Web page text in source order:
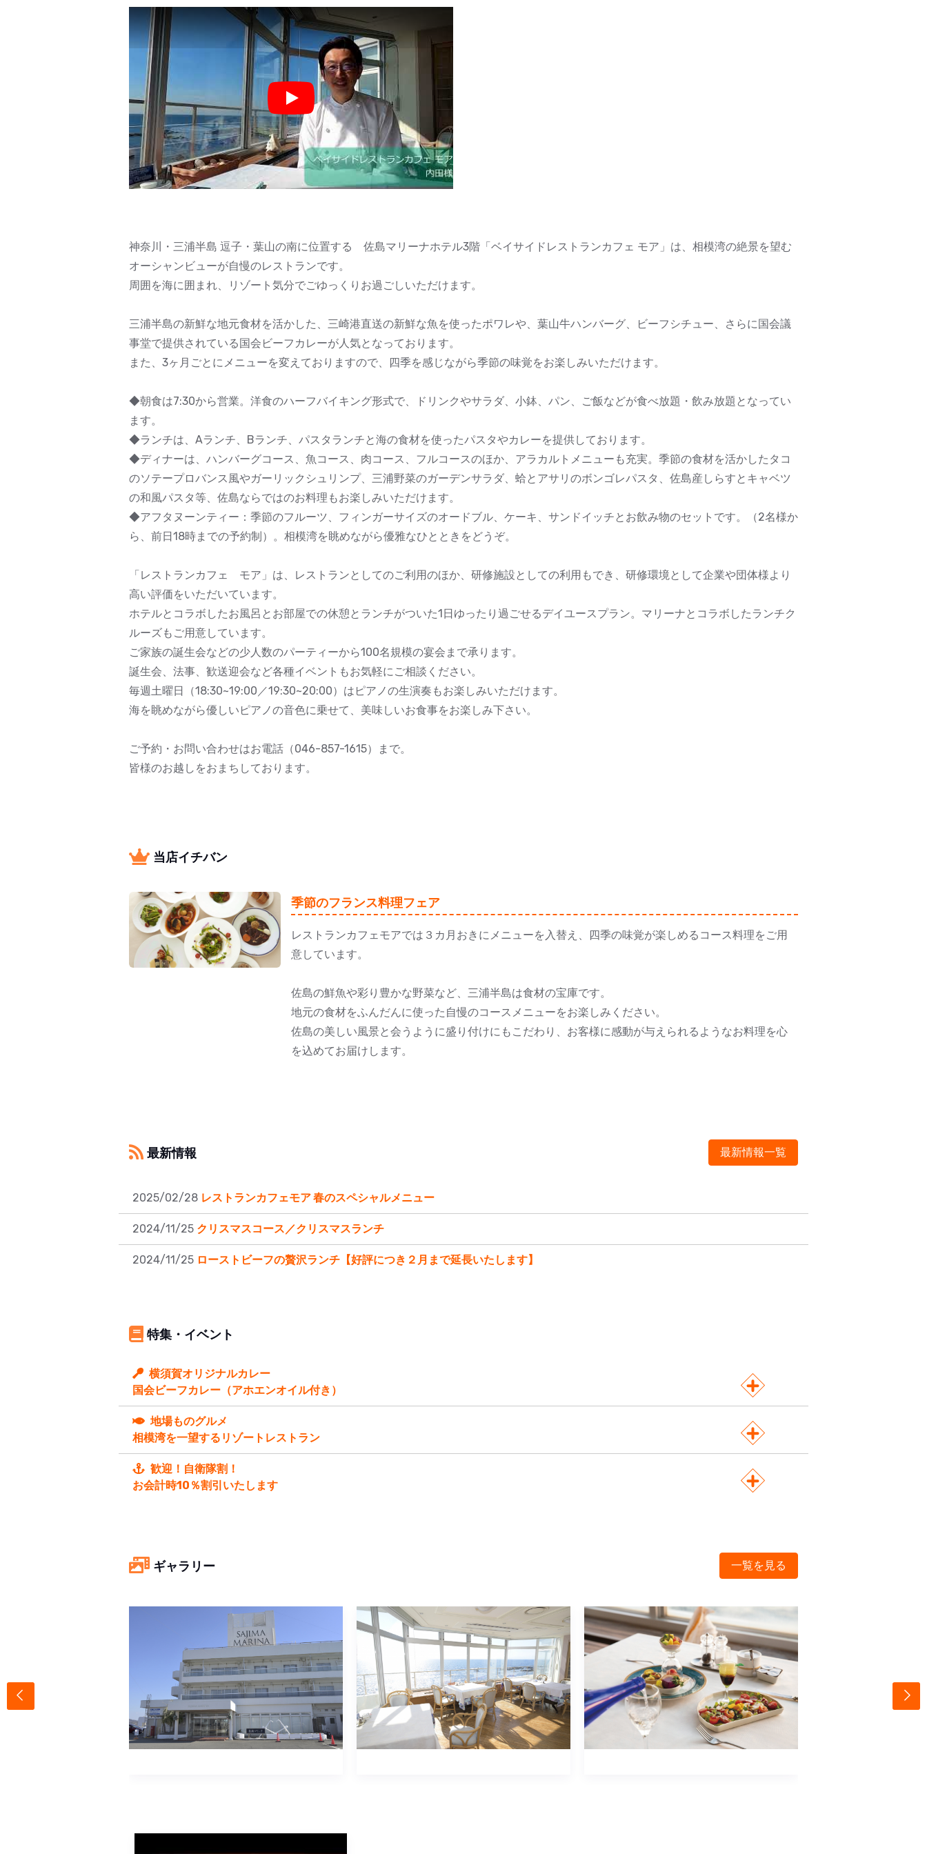
Play
神奈川・三浦半島 逗子・葉山の南に位置する 佐島マリーナホテル3階「ベイサイドレストランカフェ モア」は、相模湾の絶景を望む
オーシャンビューが自慢のレストランです。
周囲を海に囲まれ、リゾート気分でごゆっくりお過ごしいただけます。
三浦半島の新鮮な地元食材を活かした、三崎港直送の新鮮な魚を使ったポワレや、葉山牛ハンバーグ、ビーフシチュー、さらに国会議
事堂で提供されている国会ビーフカレーが人気となっております。
また、3ヶ月ごとにメニューを変えておりますので、四季を感じながら季節の味覚をお楽しみいただけます。
◆朝食は7:30から営業。洋食のハーフバイキング形式で、ドリンクやサラダ、小鉢、パン、ご飯などが食べ放題・飲み放題となってい
ます。
◆ランチは、Aランチ、Bランチ、パスタランチと海の食材を使ったパスタやカレーを提供しております。
◆ディナーは、ハンバーグコース、魚コース、肉コース、フルコースのほか、アラカルトメニューも充実。季節の食材を活かしたタコ
のソテープロバンス風やガーリックシュリンプ、三浦野菜のガーデンサラダ、蛤とアサリのボンゴレパスタ、佐島産しらすとキャベツ
の和風パスタ等、佐島ならではのお料理もお楽しみいただけます。
◆アフタヌーンティー：季節のフルーツ、フィンガーサイズのオードブル、ケーキ、サンドイッチとお飲み物のセットです。（2名様か
ら、前日18時までの予約制）。相模湾を眺めながら優雅なひとときをどうぞ。
「レストランカフェ モア」は、レストランとしてのご利用のほか、研修施設としての利用もでき、研修環境として企業や団体様より
高い評価をいただいています。
ホテルとコラボしたお風呂とお部屋での休憩とランチがついた1日ゆったり過ごせるデイユースプラン。マリーナとコラボしたランチク
ルーズもご用意しています。
ご家族の誕生会などの少人数のパーティーから100名規模の宴会まで承ります。
誕生会、法事、歓送迎会など各種イベントもお気軽にご相談ください。
毎週土曜日（18:30~19:00／19:30~20:00）はピアノの生演奏もお楽しみいただけます。
海を眺めながら優しいピアノの音色に乗せて、美味しいお食事をお楽しみ下さい。
ご予約・お問い合わせはお電話（046-857-1615）まで。
皆様のお越しをおまちしております。
当店イチバン
季節のフランス料理フェア
レストランカフェモアでは３カ月おきにメニューを入替え、四季の味覚が楽しめるコース料理をご用
意しています。
佐島の鮮魚や彩り豊かな野菜など、三浦半島は食材の宝庫です。
地元の食材をふんだんに使った自慢のコースメニューをお楽しみください。
佐島の美しい風景と会うように盛り付けにもこだわり、お客様に感動が与えられるようなお料理を心
を込めてお届けします。
最新情報 最新情報一覧
2025/02/28 レストランカフェモア 春のスペシャルメニュー
2024/11/25 クリスマスコース／クリスマスランチ
2024/11/25 ローストビーフの贅沢ランチ【好評につき２月まで延長いたします】
特集・イベント
横須賀オリジナルカレー
国会ビーフカレー（アホエンオイル付き）
地場ものグルメ
相模湾を一望するリゾートレストラン
歓迎！自衛隊割！
お会計時10％割引いたします
ギャラリー 一覧を見る